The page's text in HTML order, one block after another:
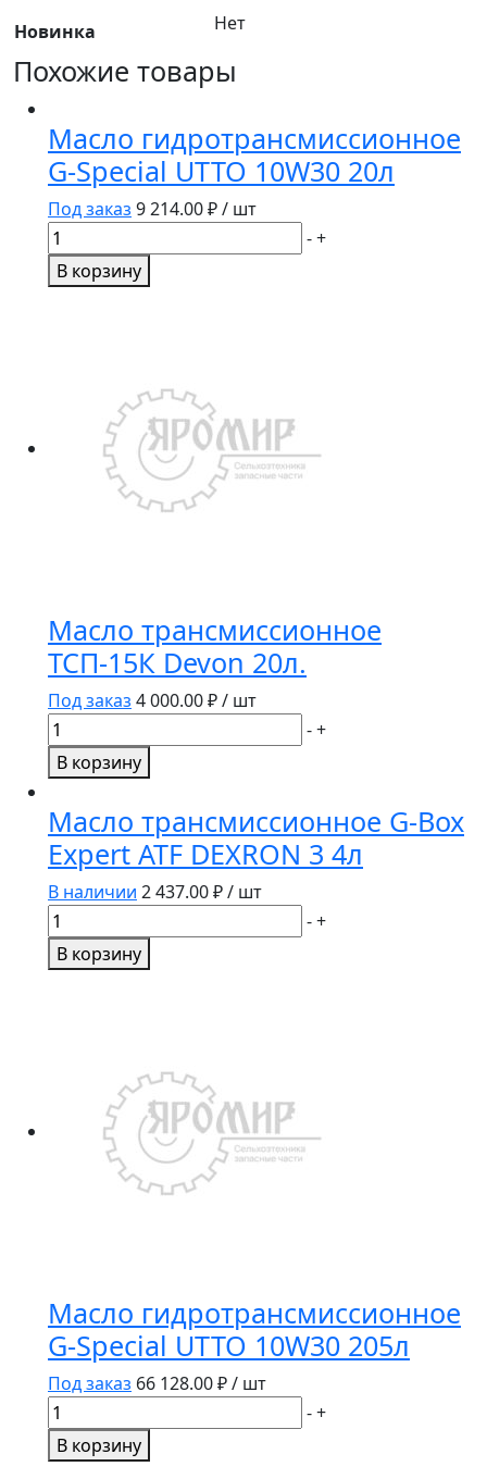
Новинка Нет
Похожие товары
Масло гидротрансмиссионное
G-Special UTTO 10W30 20л
Под заказ 9 214.00₽ / шт
Количество
товара
Масло
-+
В корзину
Масло трансмиссионное
ТСП-15К Devon 20л.
Под заказ 4 000.00₽ / шт
Количество
товара
Масло
ТСП-15К
Devon
20л.
-+
В корзину
Масло трансмиссионное G-Box
Expert ATF DEXRON 3 4л
В наличии 2 437.00₽ / шт
Количество
товара
Масло
DEXRON
-+
В корзину
Масло гидротрансмиссионное
G-Special UTTO 10W30 205л
Под заказ 66 128.00₽ / шт
Количество
товара
Масло
-+
В корзину